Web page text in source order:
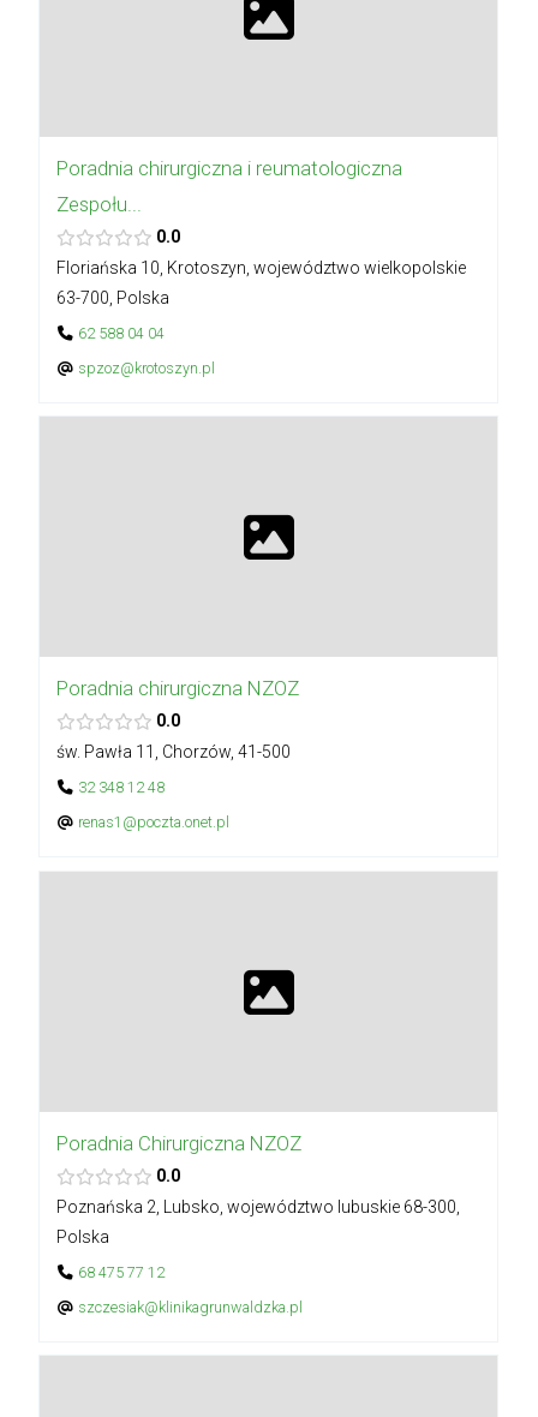
Poradnia chirurgiczna i reumatologiczna
Zespołu...
0.0
Floriańska 10, Krotoszyn, województwo wielkopolskie
63-700, Polska
62 588 04 04
spzoz@krotoszyn.pl
Poradnia chirurgiczna NZOZ
0.0
św. Pawła 11, Chorzów, 41-500
32 348 12 48
renas1@poczta.onet.pl
Poradnia Chirurgiczna NZOZ
0.0
Poznańska 2, Lubsko, województwo lubuskie 68-300,
Polska
68 475 77 12
szczesiak@klinikagrunwaldzka.pl